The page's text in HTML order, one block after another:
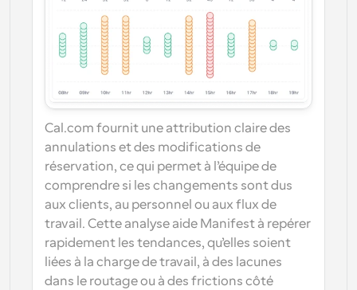
Cal.com fournit une attribution claire des
annulations et des modifications de
réservation, ce qui permet à l’équipe de
comprendre si les changements sont dus
aux clients, au personnel ou aux flux de
travail. Cette analyse aide Manifest à repérer
rapidement les tendances, qu’elles soient
liées à la charge de travail, à des lacunes
dans le routage ou à des frictions côté